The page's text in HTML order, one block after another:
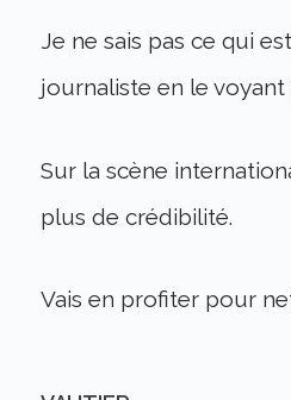
Je ne sais pas ce qui
journaliste en le voyant
Sur la scène
plus de crédibilité.
Vais en profiter pour